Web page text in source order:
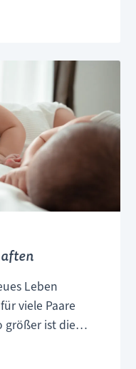
Bei einer
dass sich die
der
einnistet. In
im Eileiter zu
nistet sie sich in
ein.
Leben
viele Paare
größer ist die
Babys